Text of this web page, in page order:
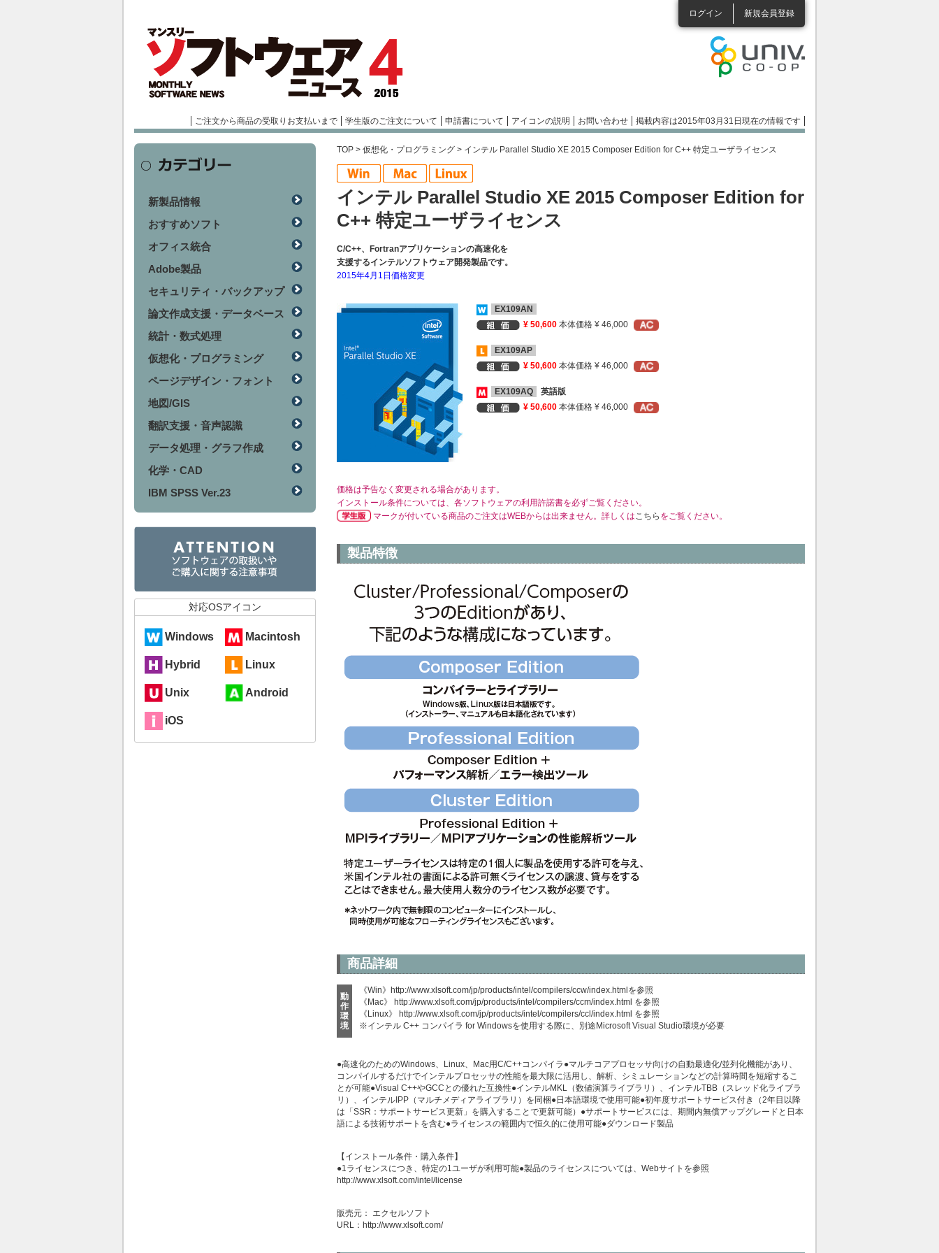
ログイン 新規会員登録
ご注文から商品の受取りお支払いまで 学生版のご注文について 申請書について アイコンの説明 お問い合わせ 掲載内容は2015年03月31日現在の情報です
TOP > 仮想化・プログラミング > インテル Parallel Studio XE 2015 Composer Edition for C++ 特定ユーザライセンス
インテル Parallel Studio XE 2015 Composer Edition for
C++ 特定ユーザライセンス
C/C++、Fortranアプリケーションの高速化を
支援するインテルソフトウェア開発製品です。
2015年4月1日価格変更
EX109AN
¥ 50,600 本体価格 ¥ 46,000
EX109AP
¥ 50,600 本体価格 ¥ 46,000
EX109AQ
英語版
¥ 50,600 本体価格 ¥ 46,000
価格は予告なく変更される場合があります。
インストール条件については、各ソフトウェアの利用許諾書を必ずご覧ください。
マークが付いている商品のご注文はWEBからは出来ません。詳しくはこちら をご覧ください。
製品特徴
商品詳細
動
作
環
境
《Win》 http://www.xlsoft.com/jp/products/intel/compilers/ccw/index.html を参照
《Mac》
http://www.xlsoft.com/jp/products/intel/compilers/ccm/index.html を参照
《Linux》
http://www.xlsoft.com/jp/products/intel/compilers/ccl/index.html を参照
※インテル C++ コンパイラ for Windowsを使用する際に、別途Microsoft Visual Studio環境が必要
●高速化のためのWindows、Linux、Mac用C/C++コンパイラ●マルチコアプロセッサ向けの自動最適化/並列化機能があり、
コンパイルするだけでインテルプロセッサの性能を最大限に活用し、解析、シミュレーションなどの計算時間を短縮するこ
とが可能●Visual C++やGCCとの優れた互換性●インテルMKL（数値演算ライブラリ）、インテルTBB（スレッド化ライブラ
リ）、インテルIPP（マルチメディアライブラリ）を同梱●日本語環境で使用可能●初年度サポートサービス付き（2年目以降
は「SSR：サポートサービス更新」を購入することで更新可能）●サポートサービスには、期間内無償アップグレードと日本
語による技術サポートを含む●ライセンスの範囲内で恒久的に使用可能●ダウンロード製品
【インストール条件・購入条件】
●1ライセンスにつき、特定の1ユーザが利用可能●製品のライセンスについては、Webサイトを参照
http://www.xlsoft.com/intel/license
販売元： エクセルソフト
URL： http://www.xlsoft.com/
新製品情報
おすすめソフト
オフィス統合
Adobe製品
セキュリティ・バックアップ
論文作成支援・データベース
統計・数式処理
仮想化・プログラミング
ページデザイン・フォント
地図/GIS
翻訳支援・音声認識
データ処理・グラフ作成
化学・CAD
IBM SPSS Ver.23
対応OSアイコン
Windows Macintosh
Hybrid Linux
Unix Android
iOS